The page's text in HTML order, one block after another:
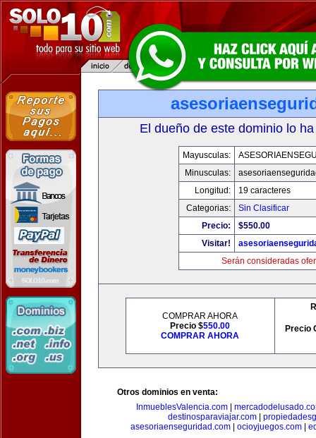
El dueño de este dominio lo
Mayusculas:
Minusculas:
Longitud:
19 caracteres
Categorias:
Sin Clasificar
Precio:
$550.00
Visitar!
Serán consideradas
COMPRAR AHORA
Precio $550.00
COMPRAR AHORA
Precio
Otros dominios en venta:
InmueblesValencia.com|
destinosparaviajar.com
asesoriaenseguridad.com
ocioyjuegos.com